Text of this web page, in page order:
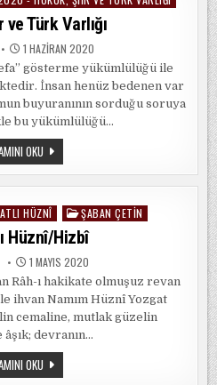
Türk Varlığı
1 HAZIRAN 2020
gösterme yükümlülüğü ile
İnsan henüz bedenen var
buyuranının sorduğu soruya
bu yükümlülüğü…
OKUHUKUK,
ŞIIR
VE
TÜRK
HÜZNÎ ŞABAN ÇETIN
Hüznî/Hizbî
1 MAYIS 2020
Râh-ı hakikate olmuşuz revan
ihvan Namım Hüznî Yozgat
cemaline, mutlak güzelin
devranın…
OKUYOZGATLI
HÜZNÎ/HIZBÎ